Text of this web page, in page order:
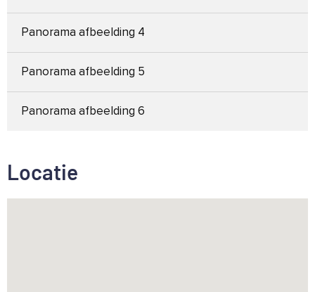
Panorama afbeelding 4
Panorama afbeelding 5
Panorama afbeelding 6
Locatie